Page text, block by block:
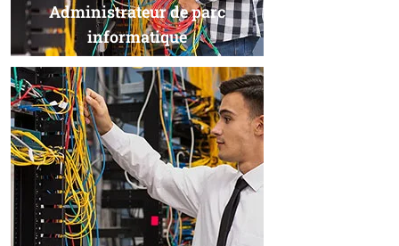
Administrateur de parc
informatique